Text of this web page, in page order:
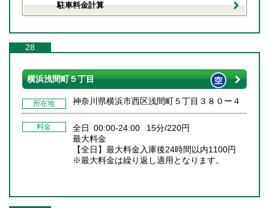
駐車料金計算
28
横浜浅間町５丁目
所在地 神奈川県横浜市西区浅間町５丁目３８０ー４
料金
全日 00:00-24:00 15分/220円
最大料金
【全日】最大料金入庫後24時間以内1100円
※最大料金は繰り返し適用となります。